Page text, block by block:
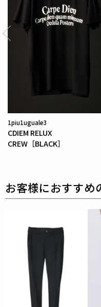
す。
スポーツとラグジュア
ルアウター。
1PIU1UGUALE3
HYBRID LEATHER
1piu1uguale3
CDIEM RELUX
CREW［BLACK］